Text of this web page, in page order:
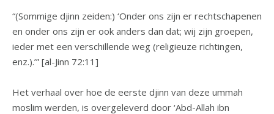
“(Sommige djinn zeiden:) ‘Onder ons zijn er rechtschapenen
en onder ons zijn er ook anders dan dat; wij zijn groepen,
ieder met een verschillende weg (religieuze richtingen,
enz.).’” [al-Jinn 72:11]
Het verhaal over hoe de eerste djinn van deze ummah
moslim werden, is overgeleverd door ‘Abd-Allah ibn